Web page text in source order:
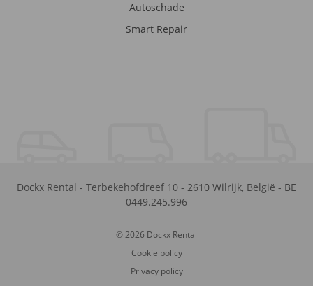
Autoschade
Smart Repair
Dockx Rental - Terbekehofdreef 10 - 2610 Wilrijk, België - BE
0449.245.996
© 2026 Dockx Rental
Cookie policy
Privacy policy